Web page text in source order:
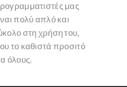
μας
πολύ απλό και
στη χρήση του,
το καθιστά προσιτό
όλους.